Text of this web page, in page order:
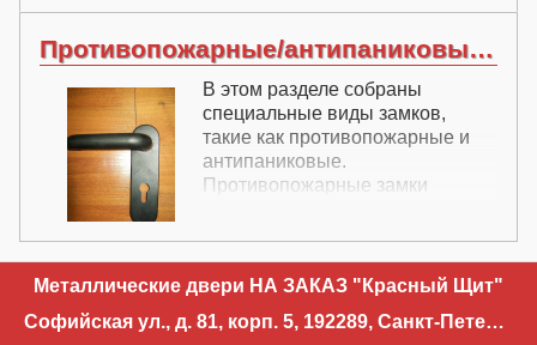
взломостойкость.
Противопожарные/антипаниковые замки
В этом разделе собраны
специальные виды замков,
такие как противопожарные и
антипаниковые.
Противопожарные замки
аитпаниковые замки - для
антипаниковых дверей.
Металлические двери НА ЗАКАЗ "Красный Щит"
Софийская ул., д. 81, корп. 5, 192289, Санкт-Петербург